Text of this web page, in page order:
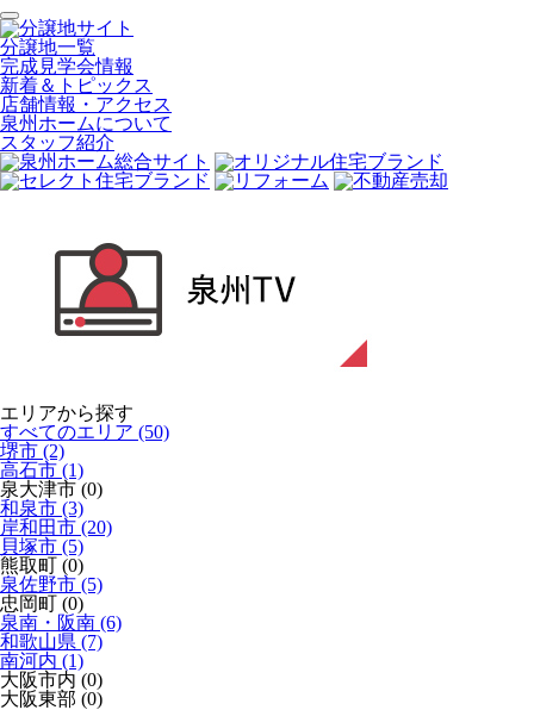
分譲地一覧
完成見学会情報
新着＆トピックス
店舗情報・アクセス
泉州ホームについて
スタッフ紹介
エリアから探す
すべてのエリア (50)
堺市 (2)
高石市 (1)
泉大津市 (0)
和泉市 (3)
岸和田市 (20)
貝塚市 (5)
熊取町 (0)
泉佐野市 (5)
忠岡町 (0)
泉南・阪南 (6)
和歌山県 (7)
南河内 (1)
大阪市内 (0)
大阪東部 (0)